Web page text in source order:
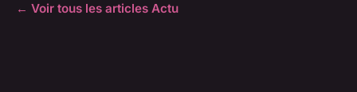
← Voir tous les articles Actu